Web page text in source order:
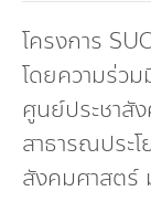
โครงการ
โดยความร่ว
ศูนย์ประชาสั
สาธารณประ
สังคมศาสตร์